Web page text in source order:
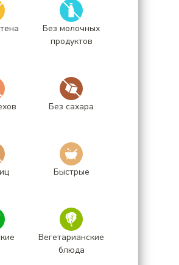
Без молочных
продуктов
Без сахара
Быстрые
Вегетарианские
блюда